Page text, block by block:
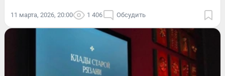
11 марта, 2026, 20:00 1 406 Обсудить